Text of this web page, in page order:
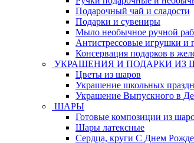
Подарочный чай и сладости
Подарки и сувениры
Мыло необычное ручной
Антистрессовые игрушки и
Консервация подарков в
УКРАШЕНИЯ И ПОДАРКИ ИЗ
Цветы из шаров
Украшение школьных
Украшение Выпускного в
ШАРЫ
Готовые композиции из
Шары латексные
Сердца, круги С Днем